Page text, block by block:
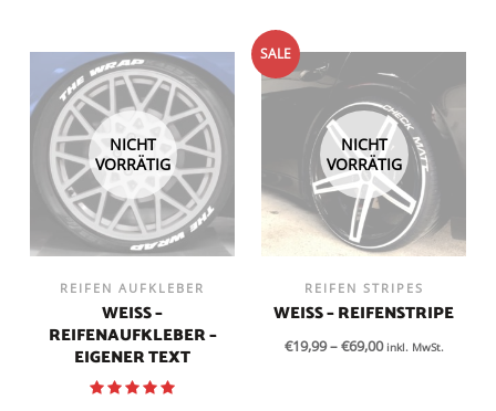
NICHT
VORRÄTIG
REIFEN AUFKLEBER
WEISS – R
EIFENAUFKLEBER – E
IGENER TEXT
SALE
NICHT
VORRÄTIG
REIFEN STRIPES
WEISS – REIFENSTRIPE
€19,99–€69,00 inkl. MwSt.